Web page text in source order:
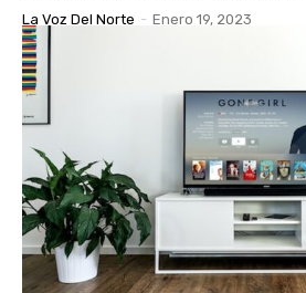
La Voz Del Norte - Enero 19, 2023